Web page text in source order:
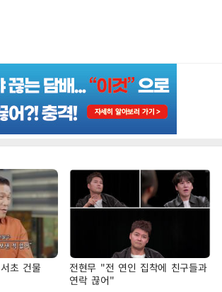
초 건물
전현무 "전 연인 집착에 친구들과
연락 끊어"